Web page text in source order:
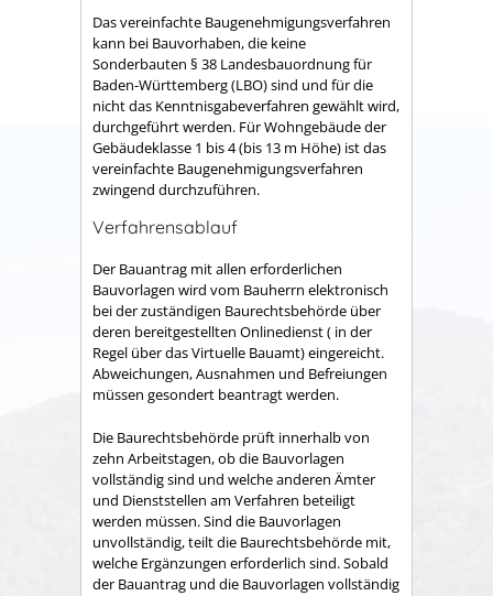
Das vereinfachte Baugenehmigungsverfahren
kann bei Bauvorhaben, die keine
Sonderbauten § 38 Landesbauordnung für
Baden-Württemberg (LBO) sind und für die
nicht das Kenntnisgabeverfahren gewählt wird,
durchgeführt werden. Für Wohngebäude der
Gebäudeklasse 1 bis 4 (bis 13 m Höhe) ist das
vereinfachte Baugenehmigungsverfahren
zwingend durchzuführen.
Verfahrensablauf
Der Bauantrag mit allen erforderlichen
Bauvorlagen wird vom Bauherrn elektronisch
bei der zuständigen Baurechtsbehörde über
deren bereitgestellten Onlinedienst ( in der
Regel über das Virtuelle Bauamt) eingereicht.
Abweichungen, Ausnahmen und Befreiungen
müssen gesondert beantragt werden.
Die Baurechtsbehörde prüft innerhalb von
zehn Arbeitstagen, ob die Bauvorlagen
vollständig sind und welche anderen Ämter
und Dienststellen am Verfahren beteiligt
werden müssen. Sind die Bauvorlagen
unvollständig, teilt die Baurechtsbehörde mit,
welche Ergänzungen erforderlich sind. Sobald
der Bauantrag und die Bauvorlagen vollständig